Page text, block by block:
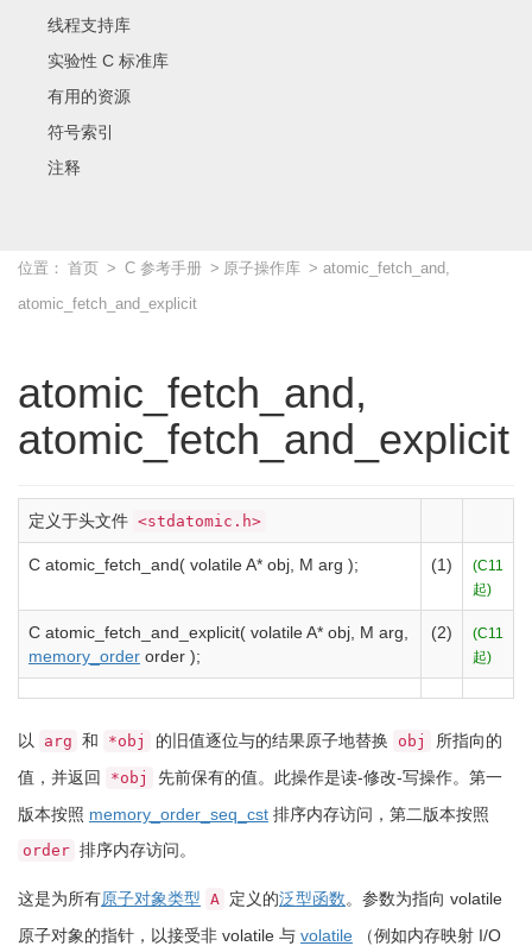
线程支持库
实验性 C 标准库
有用的资源
符号索引
注释
位置： 首页 > C 参考手册 > 原子操作库 > atomic_fetch_and,
atomic_fetch_and_explicit
atomic_fetch_and,
atomic_fetch_and_explicit
定义于头文件 <stdatomic.h>
C atomic_fetch_and( volatileA* obj, M arg ); (1)
(C11
起)
C atomic_fetch_and_explicit( volatileA* obj, M arg,
memory_order order );
(2)
(C11
起)
以 arg 和 *obj 的旧值逐位与的结果原子地替换 obj
所指向的
值，并返回
*obj
先前保有的值。此操作是读-修改-写操作。第一
版本按照 memory_order_seq_cst 排序内存访问，第二版本按照
order 排序内存访问。
这是为所有原子对象类型 A 定义的泛型函数。参数为指向 volatile
原子对象的指针，以接受非 volatile 与 volatile （例如内存映射 I/O